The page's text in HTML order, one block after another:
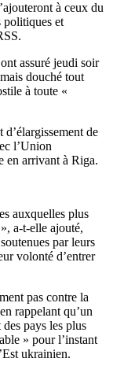
à ceux du
politiques et
assuré jeudi soir
douché tout
à toute «
de
l’Union
en arrivant à Riga.
auxquelles plus
a-t-elle ajouté,
par leurs
volonté d’entrer
pas contre la
rappelant qu’un
pays les plus
» pour l’instant
ukrainien.